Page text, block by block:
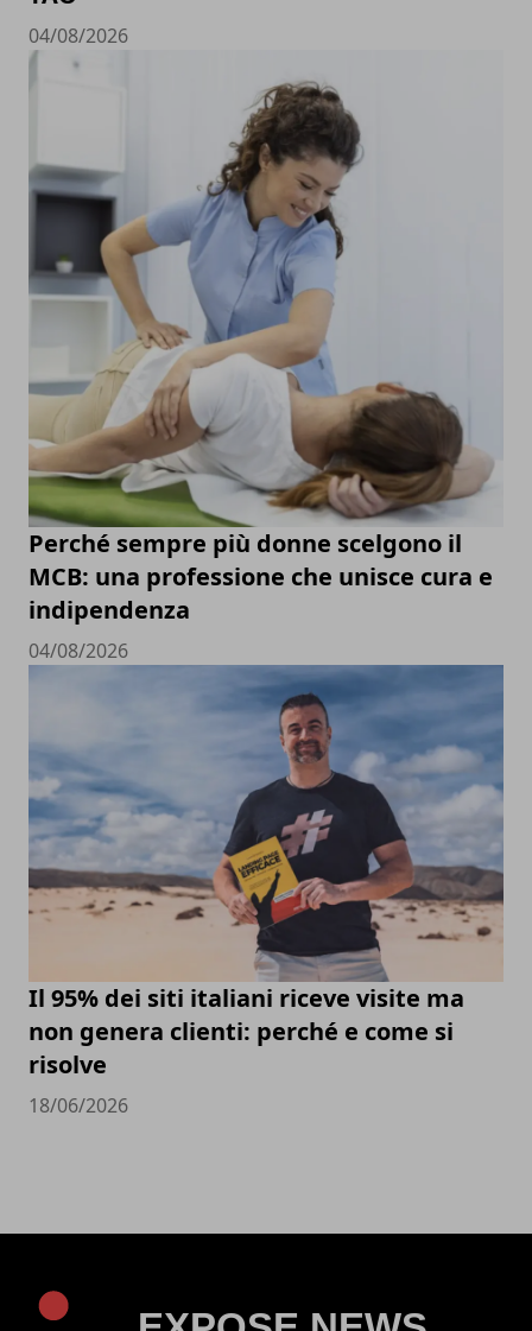
04/08/2026
Perché sempre più donne scelgono il
MCB: una professione che unisce cura e
indipendenza
04/08/2026
Il 95% dei siti italiani riceve visite ma
non genera clienti: perché e come si
risolve
18/06/2026